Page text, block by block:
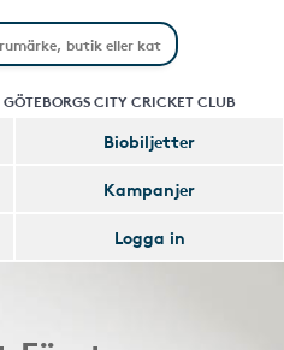
CITY CRICKET CLUB
Biobiljetter
Kampanjer
Logga in